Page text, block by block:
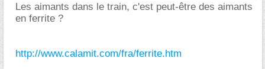
Les aimants dans le train, c'est peut-être des aimants
en ferrite ?
http://www.calamit.com/fra/ferrite.htm